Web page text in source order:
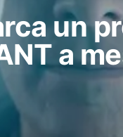
un
a